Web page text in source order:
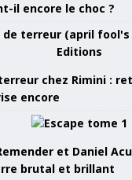
il encore le choc ?
chez Rimini :
encore
et Daniel
brutal et brillant